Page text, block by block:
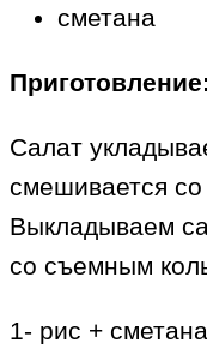
сметана
Приготовление:
Салат
смешивается
Выкладываем
со съемным
1- рис +